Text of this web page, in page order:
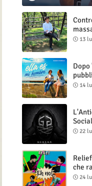
13
(Il14
22
che
ironia
24